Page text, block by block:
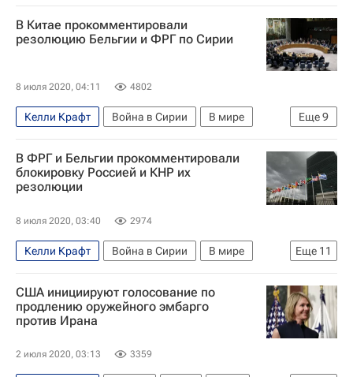
Совет Безопасности ООН
Маджид Тахт-Раванчи
В Китае прокомментировали
резолюцию Бельгии и ФРГ по Сирии
8 июля 2020, 04:11 4802
Еще9
Келли Крафт Война в Сирии
В мире
США
ООН Сирия Китай
Бельгия
Совет Безопасности ООН
Василий Небензя
Чжан Цзюнь
В ФРГ и Бельгии прокомментировали
блокировку Россией и КНР их
резолюции
8 июля 2020, 03:40 2974
Еще 11
Келли Крафт Война в Сирии
В мире
США
ООН Сирия Китай
Бельгия
Германия
Москва
Башар Асад
Совет Безопасности ООН
Россия
США инициируют голосование по
продлению оружейного эмбарго
против Ирана
2 июля 2020, 03:13 3359